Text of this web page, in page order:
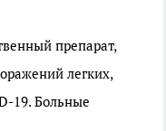
препарат,
легких,
19. Больные